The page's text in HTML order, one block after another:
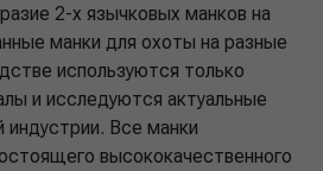
2-х язычковых манков на
манки для охоты на разные
используются только
и исследуются актуальные
индустрии. Все манки
высококачественного